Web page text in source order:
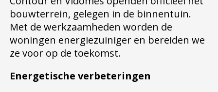
bouwterrein, gelegen in de binnentuin.
Met de werkzaamheden worden de
woningen energiezuiniger en bereiden we
ze voor op de toekomst.
Energetische verbeteringen